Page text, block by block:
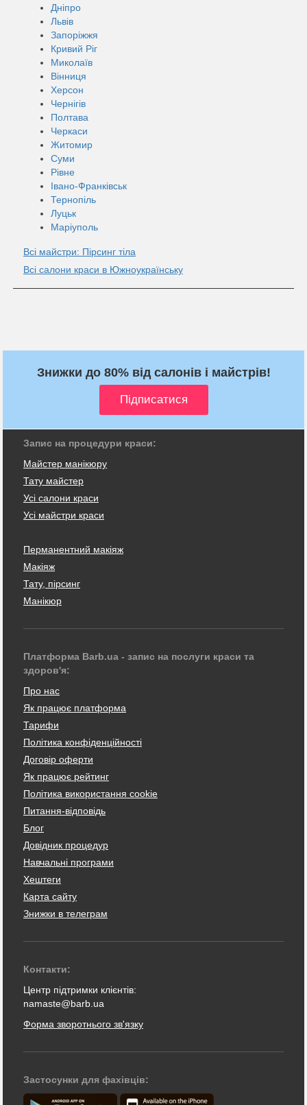
Дніпро
Львів
Запоріжжя
Кривий Ріг
Миколаїв
Вінниця
Херсон
Чернігів
Полтава
Черкаси
Житомир
Суми
Рівне
Івано-Франківськ
Тернопіль
Луцьк
Маріуполь
Всі майстри: Пірсинг тіла
Всі салони краси в Южноукраїнську
Знижки до 80% від салонів і майстрів!
Запис на процедури краси:
Майстер манікюру
Тату майстер
Усі салони краси
Усі майстри краси
Перманентний макіяж
Макіяж
Тату, пірсинг
Манікюр
Платформа Barb.ua - запис на послуги краси та
здоров'я:
Про нас
Як працює платформа
Тарифи
Політика конфіденційності
Договір оферти
Як працює рейтинг
Політика використання cookie
Питання-відповідь
Блог
Довідник процедур
Навчальні програми
Хештеги
Карта сайту
Знижки в телеграм
Контакти:
Центр підтримки клієнтів:
namaste@barb.ua
Форма зворотнього зв'язку
Застосунки для фахівців: